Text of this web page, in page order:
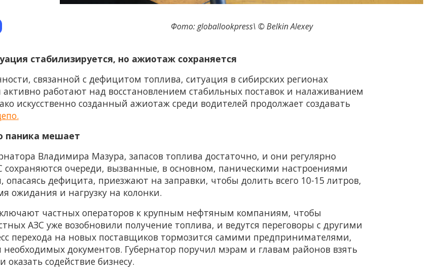
Фото: globallookpress\ © Belkin Alexey
стабилизируется, но ажиотаж сохраняется
связанной с дефицитом топлива, ситуация в сибирских регионах
активно работают над восстановлением стабильных поставок и налаживанием
искусственно созданный ажиотаж среди водителей продолжает создавать
паника мешает
Владимира Мазура, запасов топлива достаточно, и они регулярно
очереди, вызванные, в основном, паническими настроениями
дефицита, приезжают на заправки, чтобы долить всего 10-15 литров,
ожидания и нагрузку на колонки.
частных операторов к крупным нефтяным компаниям, чтобы
АЗС уже возобновили получение топлива, и ведутся переговоры с другими
перехода на новых поставщиков тормозится самими предпринимателями,
документов. Губернатор поручил мэрам и главам районов взять
содействие бизнесу.